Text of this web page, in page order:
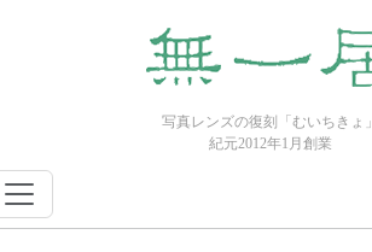
写真レンズの復刻「むいちきょ」
紀元2012年1月創業